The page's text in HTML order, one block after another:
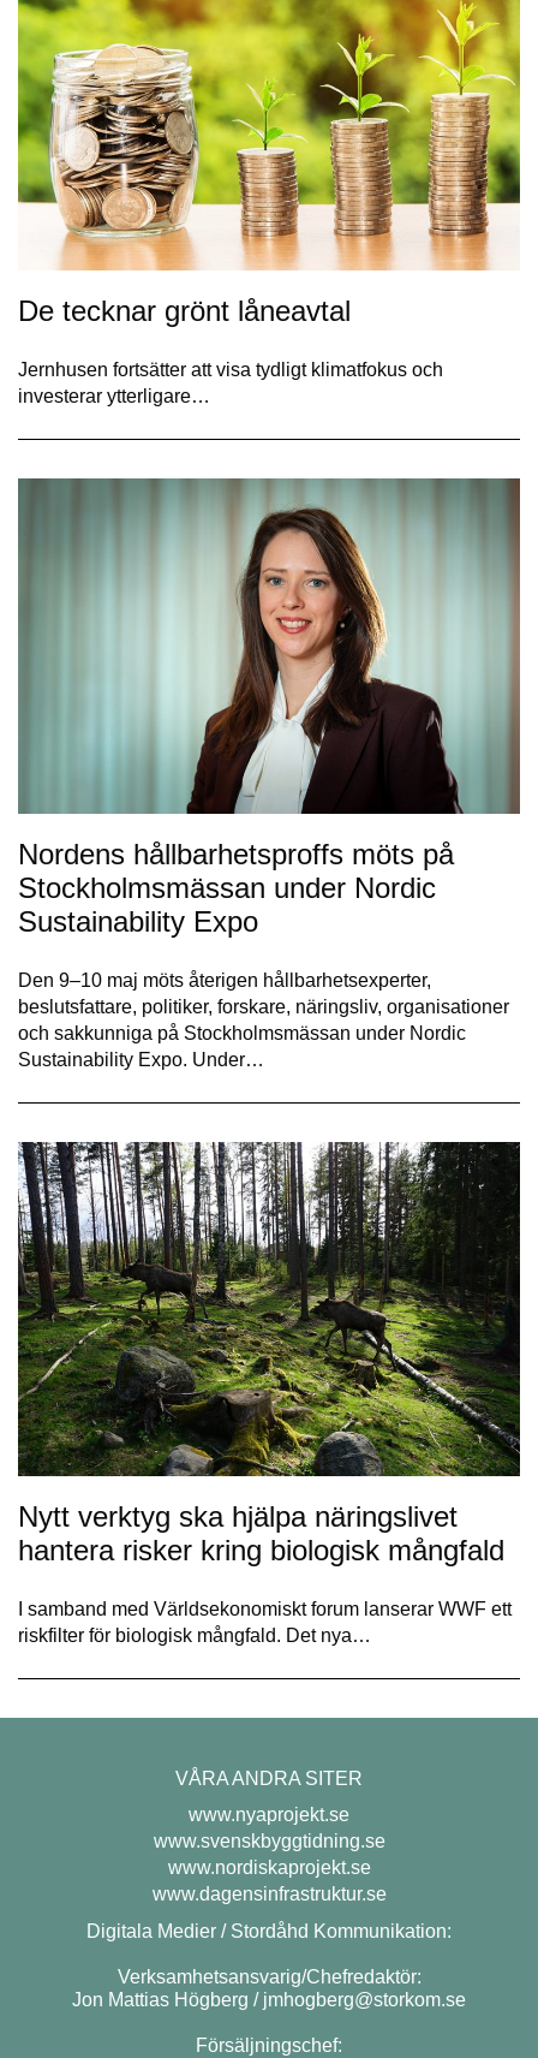
De tecknar grönt låneavtal
Jernhusen fortsätter att visa tydligt klimatfokus och
investerar ytterligare…
Nordens hållbarhetsproffs möts på
Stockholmsmässan under Nordic
Sustainability Expo
Den 9–10 maj möts återigen hållbarhetsexperter,
beslutsfattare, politiker, forskare, näringsliv, organisationer
och sakkunniga på Stockholmsmässan under Nordic
Sustainability Expo. Under…
Nytt verktyg ska hjälpa näringslivet
hantera risker kring biologisk mångfald
I samband med Världsekonomiskt forum lanserar WWF ett
riskfilter för biologisk mångfald. Det nya…
VÅRA ANDRA SITER
www.nyaprojekt.se
www.svenskbyggtidning.se
www.nordiskaprojekt.se
www.dagensinfrastruktur.se
Digitala Medier / Stordåhd Kommunikation:
Verksamhetsansvarig/Chefredaktör:
Jon Mattias Högberg / jmhogberg@storkom.se
Försäljningschef: